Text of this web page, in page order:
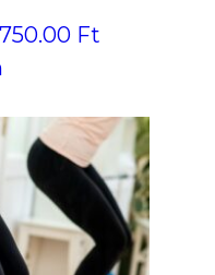
Ft.
Ft
7,750.00